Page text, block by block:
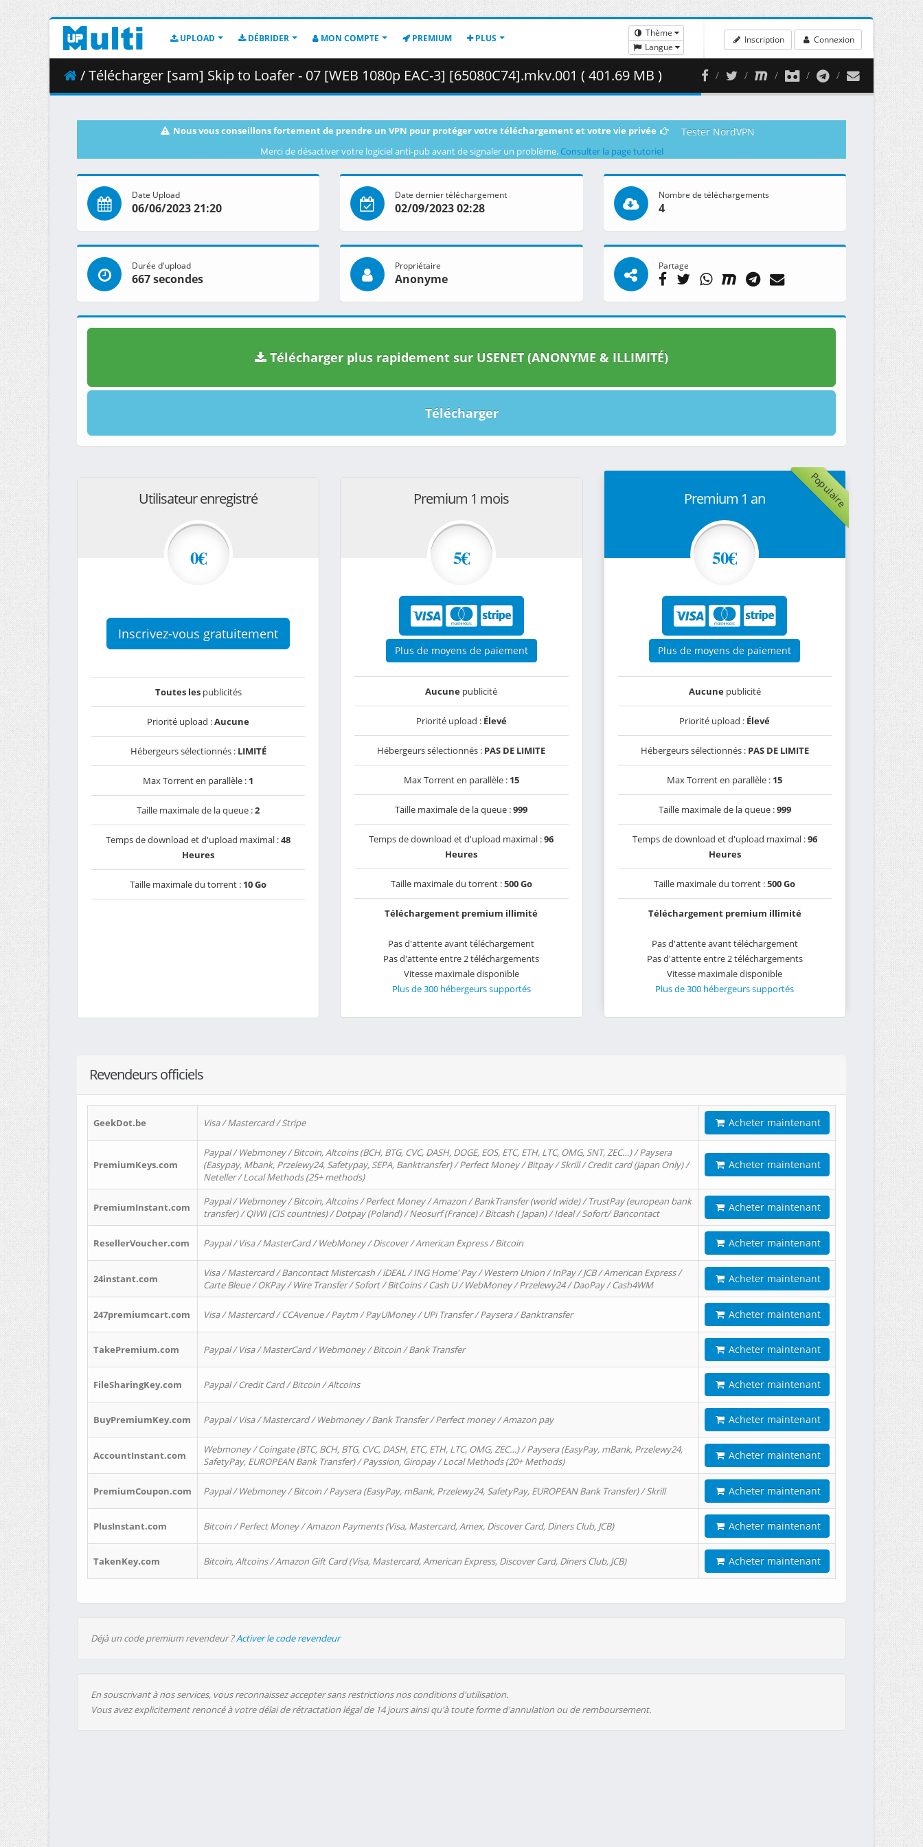
UPLOAD DÉBRIDER MON COMPTE PREMIUM PLUS
Thème
Langue
Inscription Connexion
/ Télécharger [sam] Skip to Loafer - 07 [WEB 1080p EAC-3] [65080C74].mkv.001 ( 401.69 MB )
Nous vous conseillons fortement de prendre un VPN pour protéger votre téléchargement et votre vie privée Tester NordVPN
Merci de désactiver votre logiciel anti-pub avant de signaler un problème. Consulter la page tutoriel
Date Upload
06/06/2023 21:20
Date dernier téléchargement
02/09/2023 02:28
Nombre de téléchargements
4
Durée d'upload
667 secondes
Propriétaire
Anonyme
Partage
Télécharger plus rapidement sur USENET (ANONYME & ILLIMITÉ)
Télécharger
Utilisateur enregistré
0€
Inscrivez-vous gratuitement
Toutes lespublicités
Priorité upload :Aucune
Hébergeurs sélectionnés : LIMITÉ
Max Torrent en parallèle : 1
Taille maximale de la queue :2
Temps de download et d'upload maximal :48
Heures
Taille maximale du torrent : 10 Go
Premium 1 mois
5€
Plus de moyens de paiement
Aucune publicité
Priorité upload : Élevé
Hébergeurs sélectionnés : PAS DE LIMITE
Max Torrent en parallèle : 15
Taille maximale de la queue :999
Temps de download et d'upload maximal :96
Heures
Taille maximale du torrent :500 Go
Téléchargement premium illimité
Pas d'attente avant téléchargement
Pas d'attente entre 2 téléchargements
Vitesse maximale disponible
Plus de 300 hébergeurs supportés
Populaire
Premium 1 an
50€
Plus de moyens de paiement
Aucunepublicité
Priorité upload : Élevé
Hébergeurs sélectionnés : PAS DE LIMITE
Max Torrent en parallèle : 15
Taille maximale de la queue :999
Temps de download et d'upload maximal :96
Heures
Taille maximale du torrent :500 Go
Téléchargement premium illimité
Pas d'attente avant téléchargement
Pas d'attente entre 2 téléchargements
Vitesse maximale disponible
Plus de 300 hébergeurs supportés
Revendeurs officiels
GeekDot.be Visa / Mastercard / Stripe Acheter maintenant
PremiumKeys.com
Paypal / Webmoney / Bitcoin, Altcoins (BCH, BTG, CVC, DASH, DOGE, EOS, ETC, ETH, LTC, OMG, SNT, ZEC…) / Paysera
(Easypay, Mbank, Przelewy24, Safetypay, SEPA, Banktransfer) / Perfect Money / Bitpay / Skrill / Credit card (Japan Only) /
Neteller / Local Methods (25+ methods)
Acheter maintenant
PremiumInstant.com
Paypal / Webmoney / Bitcoin, Altcoins / Perfect Money / Amazon / BankTransfer (world wide) / TrustPay (european bank
transfer) / QIWI (CIS countries) / Dotpay (Poland) / Neosurf (France) / Bitcash ( Japan) / Ideal / Sofort/ Bancontact
Acheter maintenant
ResellerVoucher.com Paypal / Visa / MasterCard / WebMoney / Discover / American Express / Bitcoin Acheter maintenant
24instant.com
Visa / Mastercard / Bancontact Mistercash / iDEAL / ING Home' Pay / Western Union / InPay / JCB / American Express /
Carte Bleue / OKPay / Wire Transfer / Sofort / BitCoins / Cash U / WebMoney / Przelewy24 / DaoPay / Cash4WM
Acheter maintenant
247premiumcart.com Visa / Mastercard / CCAvenue / Paytm / PayUMoney / UPi Transfer / Paysera / Banktransfer Acheter maintenant
TakePremium.com Paypal / Visa / MasterCard / Webmoney / Bitcoin / Bank Transfer Acheter maintenant
FileSharingKey.com Paypal / Credit Card / Bitcoin / Altcoins Acheter maintenant
BuyPremiumKey.com Paypal / Visa / Mastercard / Webmoney / Bank Transfer / Perfect money / Amazon pay Acheter maintenant
AccountInstant.com
Webmoney / Coingate (BTC, BCH, BTG, CVC, DASH, ETC, ETH, LTC, OMG, ZEC…) / Paysera (EasyPay, mBank, Przelewy24,
SafetyPay, EUROPEAN Bank Transfer) / Payssion, Giropay / Local Methods (20+ Methods)
Acheter maintenant
PremiumCoupon.com Paypal / Webmoney / Bitcoin / Paysera (EasyPay, mBank, Przelewy24, SafetyPay, EUROPEAN Bank Transfer) / Skrill Acheter maintenant
PlusInstant.com Bitcoin / Perfect Money / Amazon Payments (Visa, Mastercard, Amex, Discover Card, Diners Club, JCB) Acheter maintenant
TakenKey.com Bitcoin, Altcoins / Amazon Gift Card (Visa, Mastercard, American Express, Discover Card, Diners Club, JCB) Acheter maintenant
Déjà un code premium revendeur ?Activer le code revendeur
En souscrivant à nos services, vous reconnaissez accepter sans restrictions nos conditions d'utilisation.
Vous avez explicitement renoncé à votre délai de rétractation légal de 14 jours ainsi qu'à toute forme d'annulation ou de remboursement.